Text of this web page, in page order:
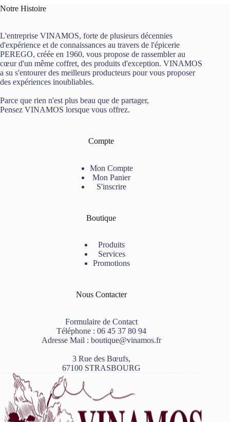
Notre Histoire
L'entreprise VINAMOS, forte de plusieurs décennies
d'expérience et de connaissances au travers de l'épicerie
PEREGO, créée en 1960, vous propose de rassembler au
cœur d'un même coffret, des produits d'exception. VINAMOS
a su s'entourer des meilleurs producteurs pour vous proposer
des expériences inoubliables.
Parce que rien n'est plus beau que de partager,
Pensez VINAMOS lorsque vous offrez.
Compte
Mon Compte
Mon Panier
S'inscrire
Boutique
Produits
Services
Promotions
Nous Contacter
Formulaire de Contact
Téléphone : 06 45 37 80 94
Adresse Mail : boutique@vinamos.fr
3 Rue des Bœufs,
67100 STRASBOURG